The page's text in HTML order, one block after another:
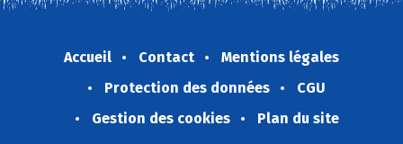
Accueil Contact
Mentions légales
Protection des données
CGU
Gestion des cookies
Plan du site